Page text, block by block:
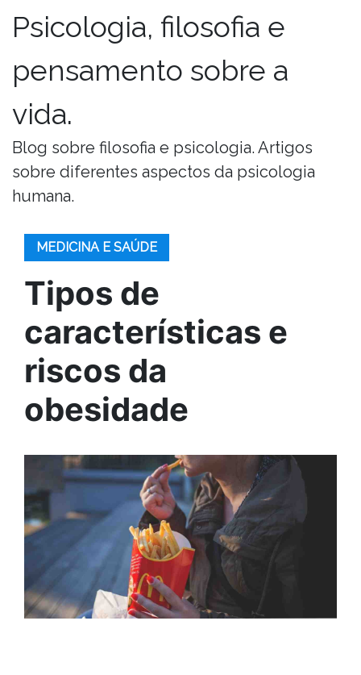
Psicologia, filosofia e
pensamento sobre a
vida.
Blog sobre filosofia e psicologia. Artigos
sobre diferentes aspectos da psicologia
humana.
MEDICINA E SAÚDE
Tipos de
características e
riscos da
obesidade